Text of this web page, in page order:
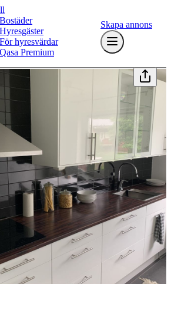
Bostäder
Hyresgäster
För hyresvärdar
Qasa Premium
Skapa annons